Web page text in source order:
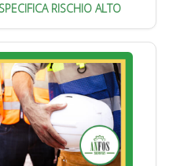
RISCHIO ALTO